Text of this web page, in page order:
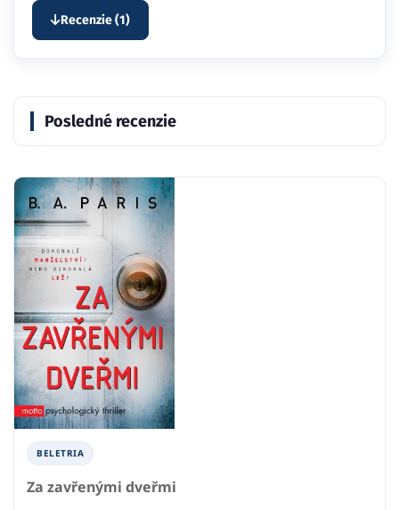
Recenzie (1)
Posledné recenzie
BELETRIA
Za zavřenými dveřmi